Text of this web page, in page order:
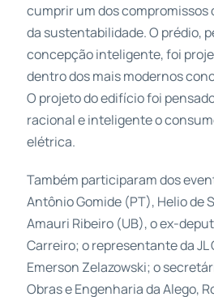
cumprir um dos compromissos
da sustentabilidade. O prédio,
concepção inteligente, foi
dentro dos mais modernos
O projeto do edifício foi
racional e inteligente o
elétrica.
Também participaram dos
Antônio Gomide (PT), Helio de
Amauri Ribeiro (UB), o ex-
Carreiro; o representante da
Emerson Zelazowski; o
Obras e Engenharia da Alego,